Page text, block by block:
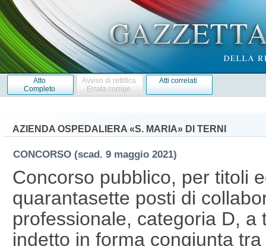
Atto
Completo
Avviso di rettifica
Errata corrige
Atti correlati
AZIENDA OSPEDALIERA «S. MARIA» DI TERNI
CONCORSO (scad. 9 maggio 2021)
Concorso pubblico, per titoli
quarantasette posti di
professionale, categoria D, a
indetto in forma congiunta